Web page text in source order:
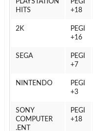
PEGI
18+
PLAYSTATION
HITS
PEGI
16+
2K
PEGI
7+
SEGA
PEGI
3+
NINTENDO
PEGI
18+
SONY
COMPUTER
ENT.